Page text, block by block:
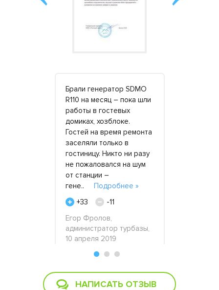
Брали генератор SDMO
R110 на месяц – пока шли
работы в гостевых
домиках, хозблоке.
Гостей на время ремонта
заселяли только в
гостиницу. Никто ни разу
не пожаловался на шум
от станции –
гене.. Подробнее »
+33
-11
Егор Фролов,
администратор турбазы,
10 апреля 2019
НАПИСАТЬ ОТЗЫВ